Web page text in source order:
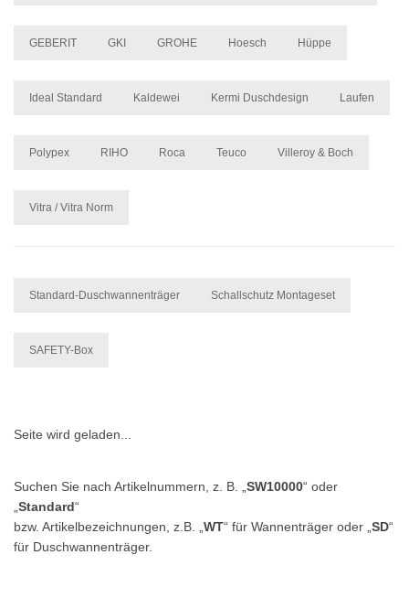
GEBERIT GKI GROHE Hoesch Hüppe
Ideal Standard Kaldewei Kermi Duschdesign Laufen
Polypex RIHO Roca Teuco Villeroy & Boch
Vitra / Vitra Norm
Standard-Duschwannenträger Schallschutz Montageset
SAFETY-Box
Seite wird geladen...
Suchen Sie nach Artikelnummern, z. B. „ SW10000“ oder
Standard“
bzw. Artikelbezeichnungen, z.B. „ WT“ für Wannenträger oder „ SD“
für Duschwannenträger.